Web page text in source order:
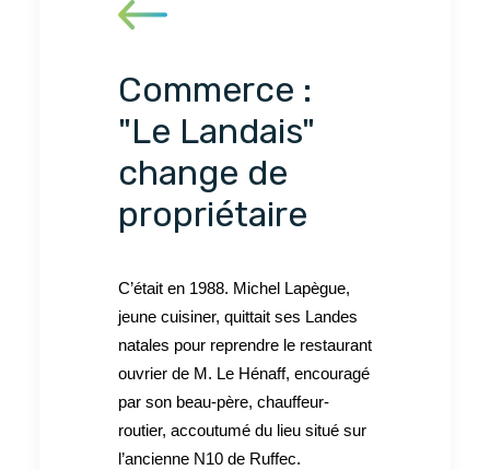
Commerce :
"Le Landais"
change de
propriétaire
C’était en 1988. Michel Lapègue,
jeune cuisiner, quittait ses Landes
natales pour reprendre le restaurant
ouvrier de M. Le Hénaff, encouragé
par son beau-père, chauffeur-
routier, accoutumé du lieu situé sur
l’ancienne N10 de Ruffec.